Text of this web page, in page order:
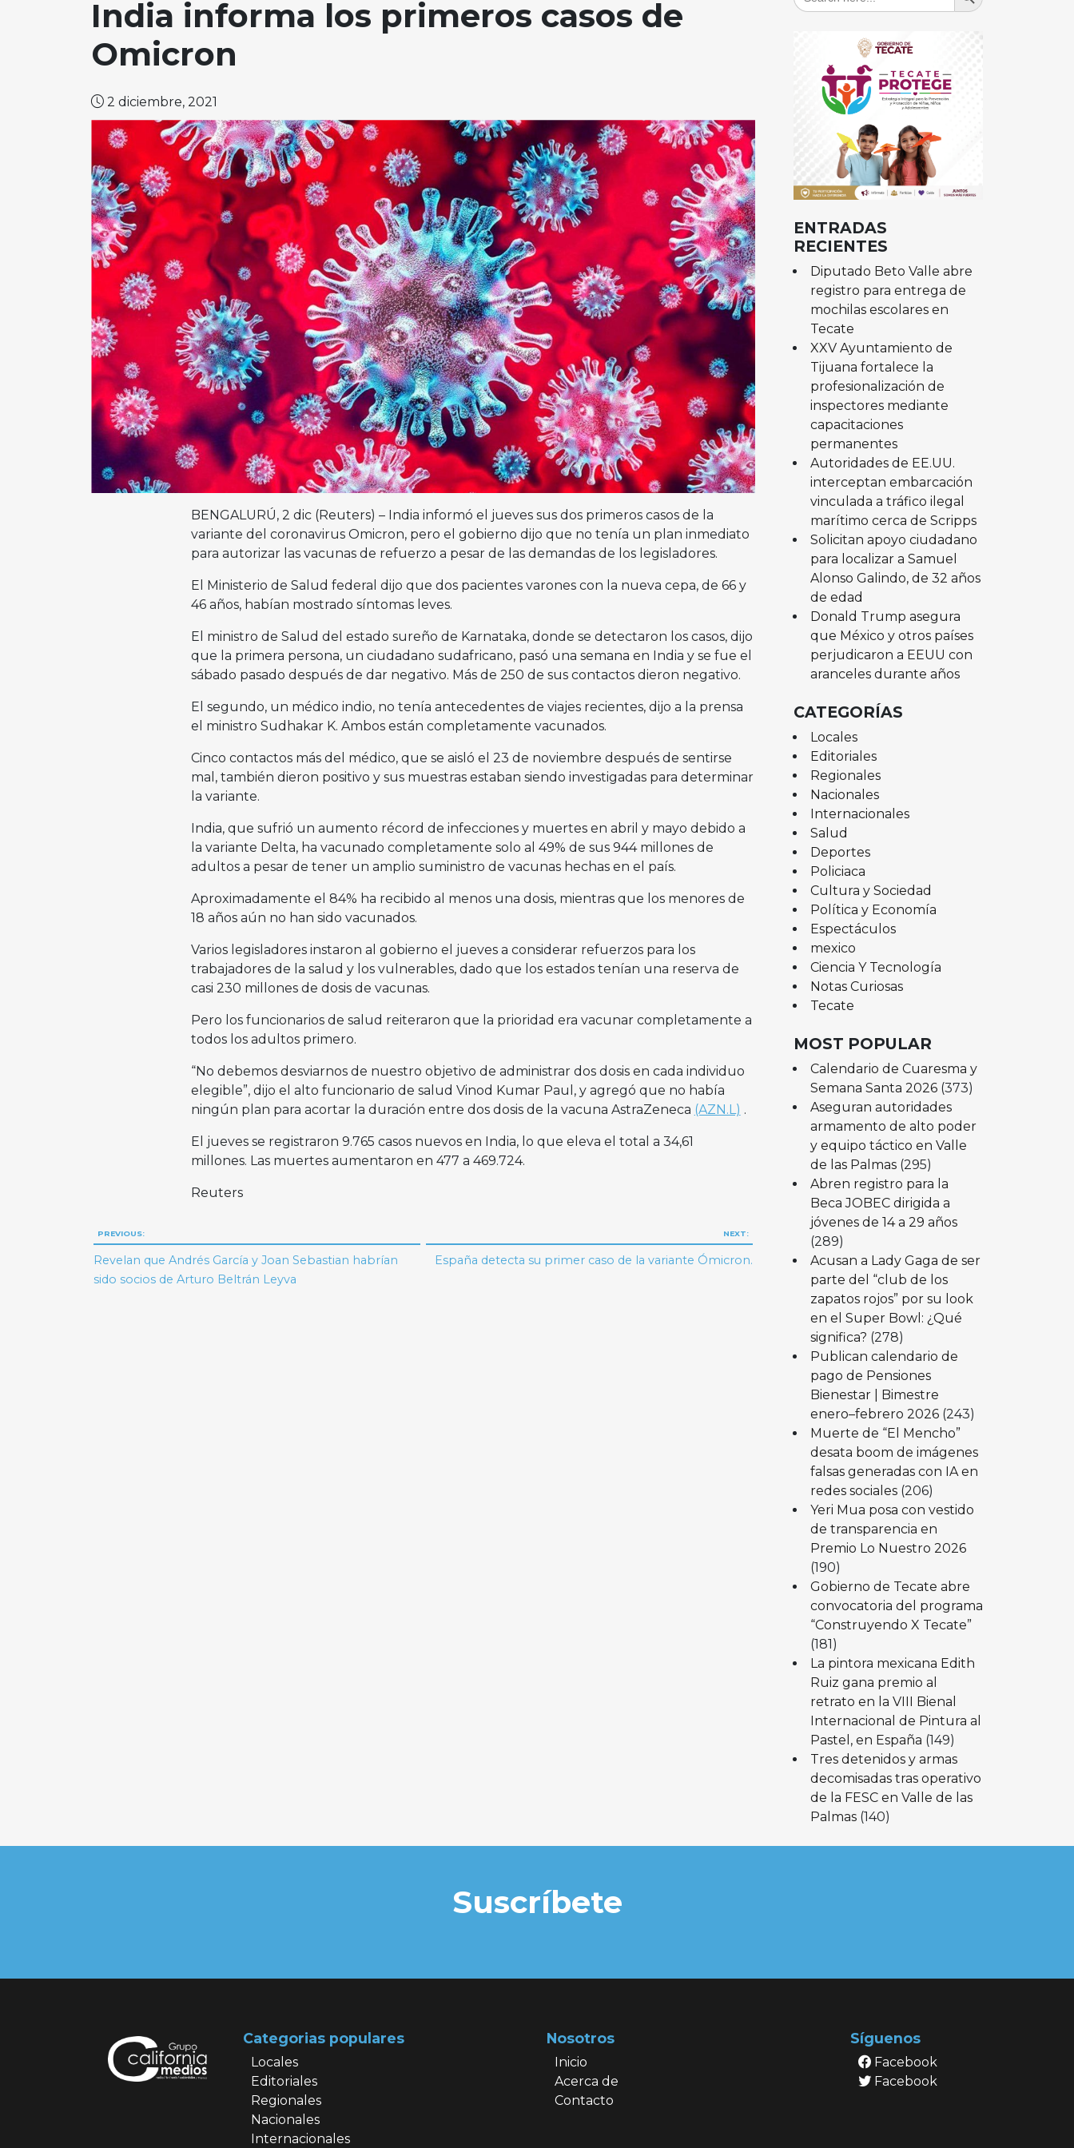
India informa los primeros casos de
Omicron
2 diciembre, 2021
BENGALURÚ, 2 dic (Reuters) – India informó el jueves sus dos primeros casos de la
variante del coronavirus Omicron, pero el gobierno dijo que no tenía un plan inmediato
para autorizar las vacunas de refuerzo a pesar de las demandas de los legisladores.
El Ministerio de Salud federal dijo que dos pacientes varones con la nueva cepa, de 66 y
46 años, habían mostrado síntomas leves.
El ministro de Salud del estado sureño de Karnataka, donde se detectaron los casos, dijo
que la primera persona, un ciudadano sudafricano, pasó una semana en India y se fue el
sábado pasado después de dar negativo. Más de 250 de sus contactos dieron negativo.
El segundo, un médico indio, no tenía antecedentes de viajes recientes, dijo a la prensa
el ministro Sudhakar K. Ambos están completamente vacunados.
Cinco contactos más del médico, que se aisló el 23 de noviembre después de sentirse
mal, también dieron positivo y sus muestras estaban siendo investigadas para determinar
la variante.
India, que sufrió un aumento récord de infecciones y muertes en abril y mayo debido a
la variante Delta, ha vacunado completamente solo al 49% de sus 944 millones de
adultos a pesar de tener un amplio suministro de vacunas hechas en el país.
Aproximadamente el 84% ha recibido al menos una dosis, mientras que los menores de
18 años aún no han sido vacunados.
Varios legisladores instaron al gobierno el jueves a considerar refuerzos para los
trabajadores de la salud y los vulnerables, dado que los estados tenían una reserva de
casi 230 millones de dosis de vacunas.
Pero los funcionarios de salud reiteraron que la prioridad era vacunar completamente a
todos los adultos primero.
“No debemos desviarnos de nuestro objetivo de administrar dos dosis en cada individuo
elegible”, dijo el alto funcionario de salud Vinod Kumar Paul, y agregó que no había
ningún plan para acortar la duración entre dos dosis de la vacuna AstraZeneca (AZN.L) .
El jueves se registraron 9.765 casos nuevos en India, lo que eleva el total a 34,61
millones. Las muertes aumentaron en 477 a 469.724.
Reuters
Navegación
de
PREVIOUS:
Revelan que Andrés García y Joan Sebastian habrían
sido socios de Arturo Beltrán Leyva
NEXT:
España detecta su primer caso de la variante Ómicron.
ENTRADAS
RECIENTES
Diputado Beto Valle abre
registro para entrega de
mochilas escolares en
Tecate
XXV Ayuntamiento de
Tijuana fortalece la
profesionalización de
inspectores mediante
capacitaciones
permanentes
Autoridades de EE.UU.
interceptan embarcación
vinculada a tráfico ilegal
marítimo cerca de Scripps
Solicitan apoyo ciudadano
para localizar a Samuel
Alonso Galindo, de 32 años
de edad
Donald Trump asegura
que México y otros países
perjudicaron a EEUU con
aranceles durante años
CATEGORÍAS
Locales
Editoriales
Regionales
Nacionales
Internacionales
Salud
Deportes
Policiaca
Cultura y Sociedad
Política y Economía
Espectáculos
mexico
Ciencia Y Tecnología
Notas Curiosas
Tecate
MOST POPULAR
Calendario de Cuaresma y
Semana Santa 2026 (373)
Aseguran autoridades
armamento de alto poder
y equipo táctico en Valle
de las Palmas (295)
Abren registro para la
Beca JOBEC dirigida a
jóvenes de 14 a 29 años
(289)
Acusan a Lady Gaga de ser
parte del “club de los
zapatos rojos” por su look
en el Super Bowl: ¿Qué
significa? (278)
Publican calendario de
pago de Pensiones
Bienestar | Bimestre
enero–febrero 2026 (243)
Muerte de “El Mencho”
desata boom de imágenes
falsas generadas con IA en
redes sociales (206)
Yeri Mua posa con vestido
de transparencia en
Premio Lo Nuestro 2026
(190)
Gobierno de Tecate abre
convocatoria del programa
“Construyendo X Tecate”
(181)
La pintora mexicana Edith
Ruiz gana premio al
retrato en la VIII Bienal
Internacional de Pintura al
Pastel, en España (149)
Tres detenidos y armas
decomisadas tras operativo
de la FESC en Valle de las
Palmas (140)
Suscríbete
Categorias populares
Locales
Editoriales
Regionales
Nacionales
Internacionales
Nosotros
Inicio
Acerca de
Contacto
Síguenos
Facebook
Facebook